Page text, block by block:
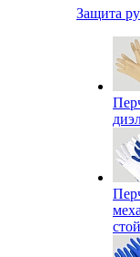
Защита